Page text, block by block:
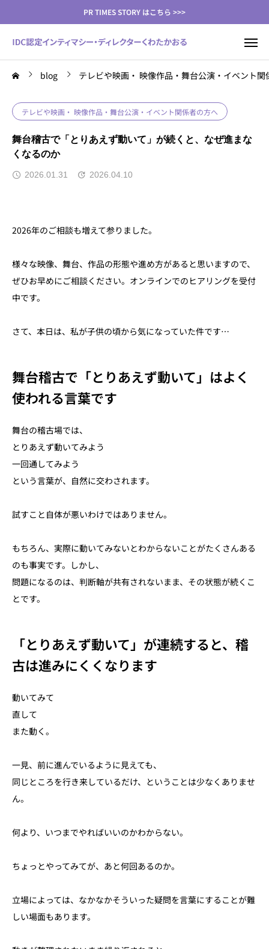
PR TIMES STORY はこちら >>>
blog テレビや映画・ 映像作品・舞台公演・イベント関
テレビや映画・ 映像作品・舞台公演・イベント関係者の方へ
舞台稽古で「とりあえず動いて」が続くと、なぜ進まな
くなるのか
2026.01.31 2026.04.10
2026年のご相談も増えて参りました。
様々な映像、舞台、作品の形態や進め方があると思いますので、
ぜひお早めにご相談ください。オンラインでのヒアリングを受付
中です。
さて、本日は、私が子供の頃から気になっていた件です…
舞台稽古で「とりあえず動いて」はよく
使われる言葉です
舞台の稽古場では、
とりあえず動いてみよう
一回通してみよう
という言葉が、自然に交わされます。
試すこと自体が悪いわけではありません。
もちろん、実際に動いてみないとわからないことがたくさんある
のも事実です。しかし、
問題になるのは、判断軸が共有されないまま、その状態が続くこ
とです。
「とりあえず動いて」が連続すると、稽
古は進みにくくなります
動いてみて
直して
また動く。
一見、前に進んでいるように見えても、
同じところを行き来しているだけ、ということは少なくありませ
ん。
何より、いつまでやればいいのかわからない。
ちょっとやってみてが、あと何回あるのか。
立場によっては、なかなかそういった疑問を言葉にすることが難
しい場面もあります。